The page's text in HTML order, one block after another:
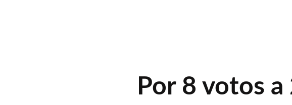
Por 8 votos a